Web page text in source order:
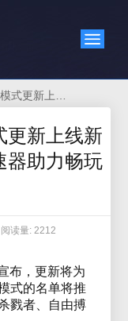
更新上线新
器助力畅玩
阅读量: 2212
布，更新将为
式的名单将推
戮者、自由搏